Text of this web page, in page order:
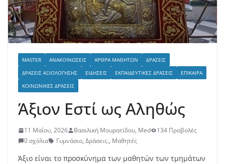
MASTER ΑΝΑΚΟΙΝΏΣΕΙΣ ΆΡΘΡΑ ΜΑΘΗΤΏΝ
ΔΡΆΣΕΙΣ
ΔΡΆΣΕΙΣ ΑΞΙΟΛΌΓΗΣΗΣ
ΕΙΔΉΣΕΙΣ ΕΚΠΑΙΔΕΥΤΙΚΈΣ ΔΡΆΣΕΙΣ
ΕΠΊΚΑΙΡΑ
ΚΟΙΝΩΝΙΚΈΣ ΔΡΆΣΕΙΣ
Άξιον Εστί ως Αληθώς
11 Μαΐου, 2026 Βασιλική Μουρατίδου, Med
134 Προβολές
0 σχόλια
Γυμνάσιο, Δράσεις., Μαθητές
Άξιο είναι το προσκύνημα των μαθητών των τμημάτων